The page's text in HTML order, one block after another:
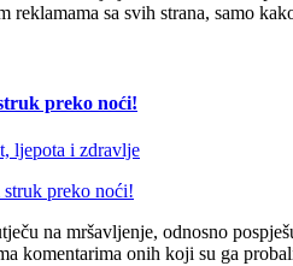
reklamama sa svih strana, samo
preko noći!
ljepota i zdravlje
na mršavljenje, odnosno
komentarima onih koji su ga